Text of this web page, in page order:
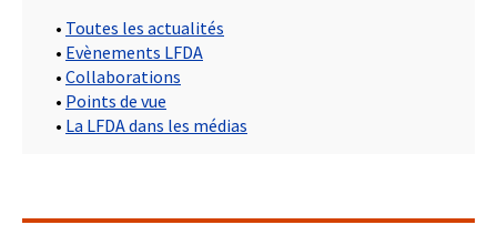
• Toutes les actualités
• Evènements LFDA
• Collaborations
• Points de vue
• La LFDA dans les médias